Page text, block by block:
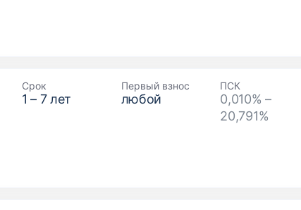
Срок
1 – 7лет
Первый взнос
любой
ПСК
0,010% –
20,791%